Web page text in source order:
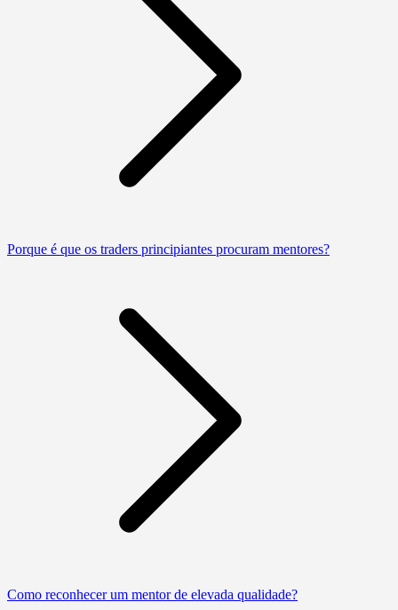
Porque é que os traders principiantes procuram mentores?
Como reconhecer um mentor de elevada qualidade?